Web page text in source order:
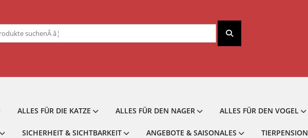
ALLES FÜR DIE KATZE ALLES FÜR DEN NAGER ALLES FÜR DEN VOGEL
SICHERHEIT & SICHTBARKEIT ANGEBOTE & SAISONALES TIERPENSION